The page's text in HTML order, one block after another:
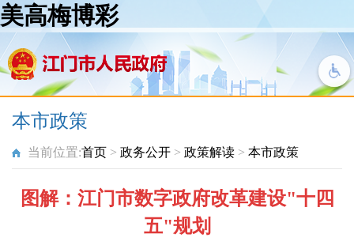
美高梅博彩
本市政策
当前位置:首页 > 政务公开 > 政策解读 > 本市政策
图解：江门市数字政府改革建设"十四
五"规划